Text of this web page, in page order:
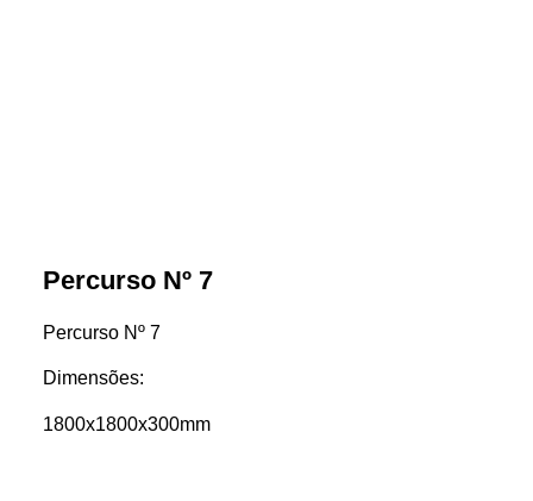
Percurso Nº 7
Percurso Nº 7
Dimensões:
1800x1800x300mm